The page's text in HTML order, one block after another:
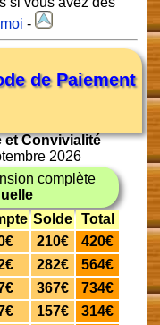
-
de Paiement
et Convivialité
2026
complète
Solde Total
210€
420€
282€
564€
367€
734€
157€
314€